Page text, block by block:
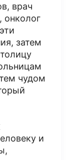
врач
онколог
затем
чудом
и